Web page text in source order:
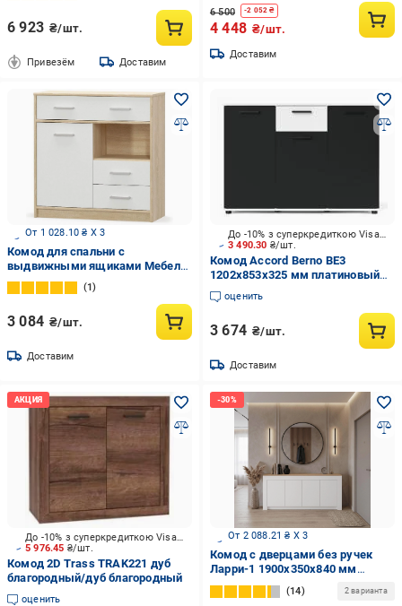
6 923 ₴/шт.
Привезём Доставим
6 500 -2 052 ₴
4 448 ₴/шт.
Доставим
От 1 028.10 ₴ X 3
Комод для спальни с
выдвижными ящиками Мебель
Сервис 1Д3Ш Типс 83.4х34.3х85
см Дуб Самоа/Белый (2358977)
1
3 084 ₴/шт.
Доставим
3 490.30 ₴/шт.
До -10% з суперкредиткою Visa Вигода
Комод Accord Berno BE3
1202x853x325 мм платиновый
белый/чорный/белый
оценить
3 674 ₴/шт.
Доставим
5 976.45 ₴/шт.
До -10% з суперкредиткою Visa Вигода
Комод 2D Trass TRAK221 дуб
благородный/дуб благородный
оценить
От 2 088.21 ₴ X 3
Комод с дверцами без ручек
Ларри-1 1900x350x840 мм
Белый/Дуб Аппалачи
14 2 варианта